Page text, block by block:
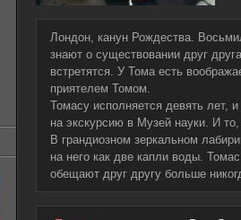
Лондон, канун Рождества.
знают о существовании друг
встретятся. У Тома есть
приятелем Томом.
Томасу исполняется девять лет,
на экскурсию в Музей науки. И
В грандиозном зеркальном
на него как две капли воды.
обещают друг другу больше